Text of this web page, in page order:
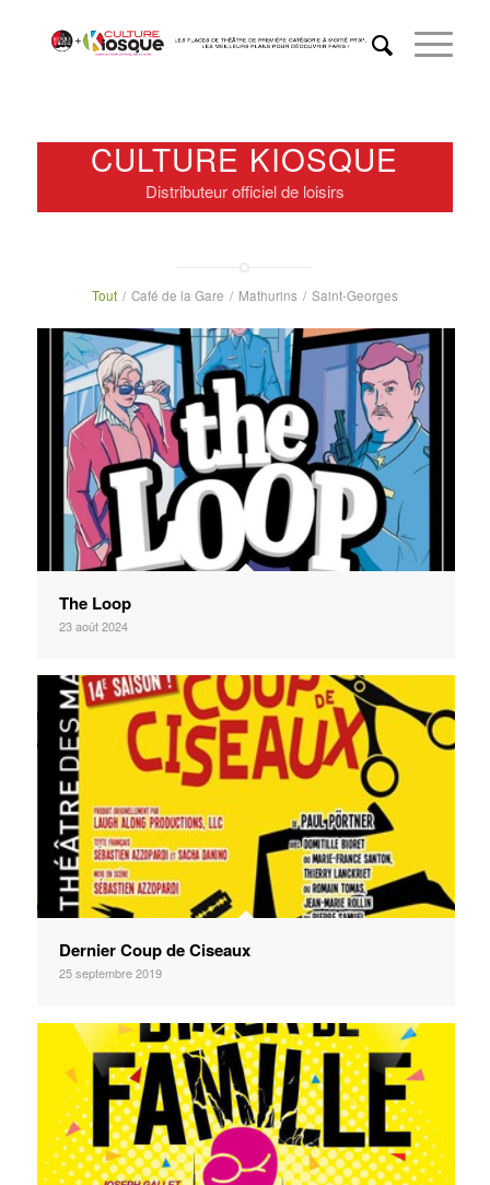
CULTURE KIOSQUE
Distributeur officiel de loisirs
Tout / Café de la Gare / Mathurins / Saint-Georges
The Loop
23 août 2024
Dernier Coup de Ciseaux
25 septembre 2019